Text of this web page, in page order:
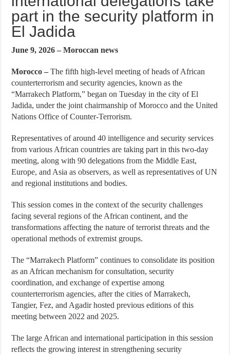
part in the security platform in
El Jadida
June 9, 2026 – Moroccan news
Morocco – The fifth high-level meeting of heads of African
counterterrorism and security agencies, known as the
“Marrakech Platform,” began on Tuesday in the city of El
Jadida, under the joint chairmanship of Morocco and the United
Nations Office of Counter-Terrorism.
Representatives of around 40 intelligence and security services
from various African countries are taking part in this two-day
meeting, along with 90 delegations from the Middle East,
Europe, and Asia as observers, as well as representatives of UN
and regional institutions and bodies.
This session comes in the context of the security challenges
facing several regions of the African continent, and the
transformations affecting the nature of terrorist threats and the
operational methods of extremist groups.
The “Marrakech Platform” continues to consolidate its position
as an African mechanism for consultation, security
coordination, and exchange of expertise among
counterterrorism agencies, after the cities of Marrakech,
Tangier, Fez, and Agadir hosted previous editions of this
meeting between 2022 and 2025.
The large African and international participation in this session
reflects the growing interest in strengthening security